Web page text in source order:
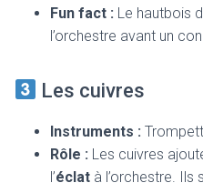
Fun fact : Le hautbois
l’orchestre avant un
Les cuivres
Instruments :
Rôle : Les cuivres
l’éclat à l’orchestre. Ils